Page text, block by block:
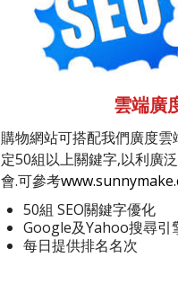
雲端廣
購物網站可搭配我們廣度雲
定50組以上關鍵字,以利廣
會.可參考
50組 SEO關鍵字優化
Google及Yahoo搜尋引
每日提供排名名次